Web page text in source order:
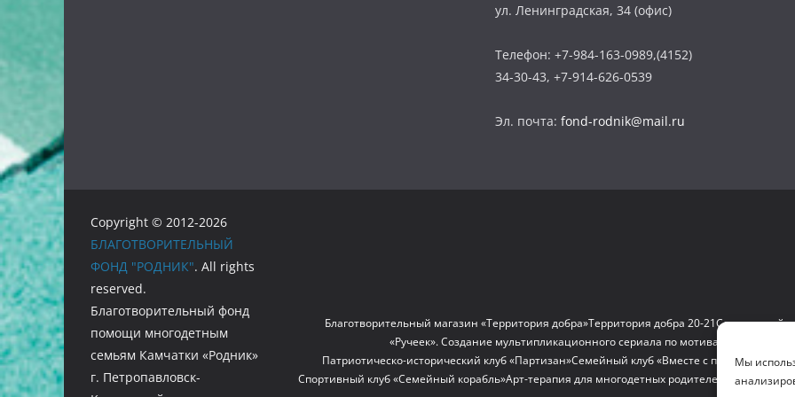
Мы
ул. Ленинградская, 34 (офис)
Телефон: +7-984-163-0989,(4152)
34-30-43, +7-914-626-0539
Эл. почта: fond-rodnik@mail.ru
Благотворительный магазин «Территория добра»Территория добра 20-21Социальный
«Ручеек». Создание мультипликационного сериала по мотивам сказок и на
Патриотическо-исторический клуб «Партизан»Семейный клуб «Вместе с папой»«По
Спортивный клуб «Семейный корабль»Арт-терапия для многодетных родителей Проект
Copyright © 2012-2026
БЛАГОТВОРИТЕЛЬНЫЙ
ФОНД "РОДНИК". All rights
reserved.
Благотворительный фонд
помощи многодетным
семьям Камчатки «Родник»
г. Петропавловск-